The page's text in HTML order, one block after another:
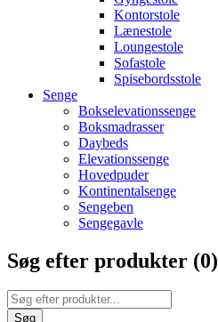
Kontorstole
Lænestole
Loungestole
Sofastole
Spisebordsstole
Senge
Bokselevationssenge
Boksmadrasser
Daybeds
Elevationssenge
Hovedpuder
Kontinentalsenge
Sengeben
Sengegavle
Søg efter produkter (0)